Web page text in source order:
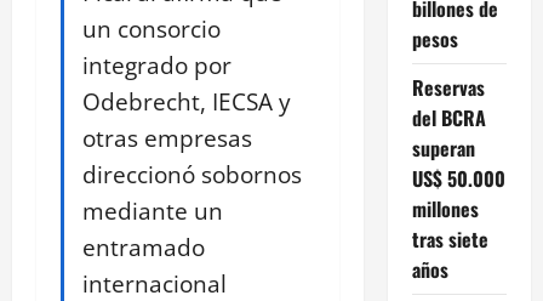
un consorcio
integrado por
Odebrecht, IECSA y
otras empresas
direccionó sobornos
mediante un
entramado
internacional
billones de
pesos
Reservas
del BCRA
superan
US$ 50.000
millones
tras siete
años